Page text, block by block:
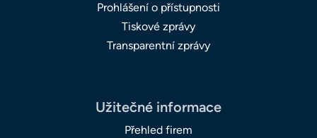
Prohlášení o přístupnosti
Tiskové zprávy
Transparentní zprávy
Užitečné informace
Přehled firem